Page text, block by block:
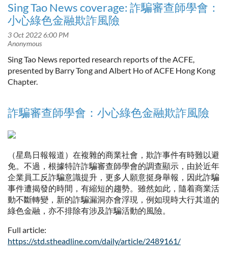
Sing Tao News coverage: 詐騙審查師學會：
小心綠色金融欺詐風險
Sing Tao News reported research reports of the ACFE,
presented by Barry Tong and Albert Ho of ACFE Hong Kong
Chapter.
詐騙審查師學會：小心綠色金融欺詐風險
（星島日報報道）在複雜的商業社會，欺詐事件有時難以避
免。不過，根據特許詐騙審查師學會的調查顯示，由於近年
企業員工反詐騙意識提升，更多人願意挺身舉報，因此詐騙
事件遭揭發的時間，有縮短的趨勢。雖然如此，隨着商業活
動不斷轉變，新的詐騙漏洞亦會浮現，例如現時大行其道的
綠色金融，亦不排除有涉及詐騙活動的風險。
Full article:
https://std.stheadline.com/daily/article/2489161/